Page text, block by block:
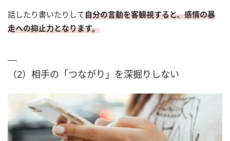
話したり書いたりして自分の言動を客観視すると、感情の暴
走への抑止力となります。
（2）相手の「つながり」を深掘りしない